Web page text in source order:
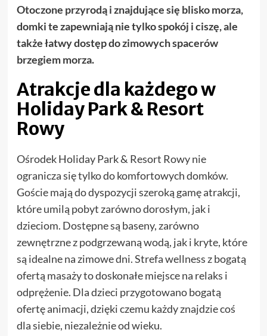
Otoczone przyrodą i znajdujące się blisko morza,
domki te zapewniają nie tylko spokój i ciszę, ale
także łatwy dostęp do zimowych spacerów
brzegiem morza.
Atrakcje dla każdego w
Holiday Park & Resort
Rowy
Ośrodek Holiday Park & Resort Rowy nie
ogranicza się tylko do komfortowych domków.
Goście mają do dyspozycji szeroką gamę atrakcji,
które umilą pobyt zarówno dorosłym, jak i
dzieciom. Dostępne są baseny, zarówno
zewnętrzne z podgrzewaną wodą, jak i kryte, które
są idealne na zimowe dni. Strefa wellness z bogatą
ofertą masaży to doskonałe miejsce na relaks i
odprężenie. Dla dzieci przygotowano bogatą
ofertę animacji, dzięki czemu każdy znajdzie coś
dla siebie, niezależnie od wieku.